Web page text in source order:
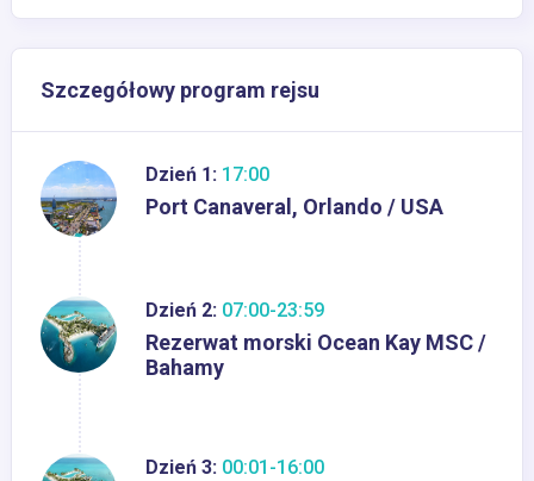
Szczegółowy program rejsu
Dzień 1: 17:00
Port Canaveral, Orlando / USA
Dzień 2: 07:00-23:59
Rezerwat morski Ocean Kay MSC /
Bahamy
Dzień 3: 00:01-16:00